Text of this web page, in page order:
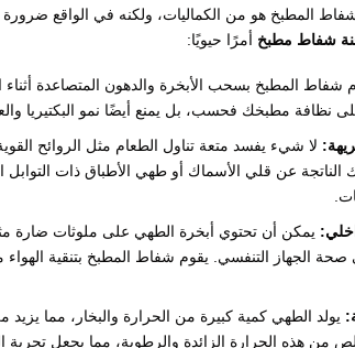
المطبخ هو من الكماليات، ولكنه في الواقع
شفاط مطبخ أمرًا حيويًا:
شفاط المطبخ بسحب الأبخرة والدهون المتصاعدة
نظافة مطبخك فحسب، بل يمنع أيضًا نمو البكتيريا
لا شيء يفسد متعة تناول الطعام مثل الروائح
الناتجة عن قلي الأسماك أو طهي الأطباق ذات التوابل
يمكن أن تحتوي أبخرة الطهي على ملوثات ضارة
الجهاز التنفسي. يقوم شفاط المطبخ بتنقية الهواء
يولد الطهي كمية كبيرة من الحرارة والبخار، مما
من هذه الحرارة الزائدة والرطوبة، مما يجعل تجربة